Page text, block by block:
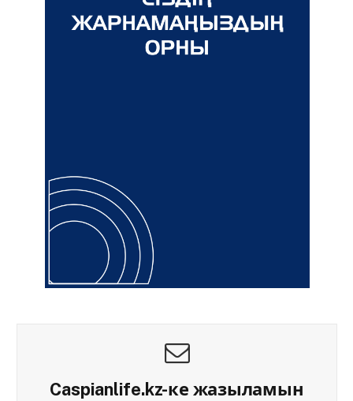
Caspianlife.kz-ке жазыламын